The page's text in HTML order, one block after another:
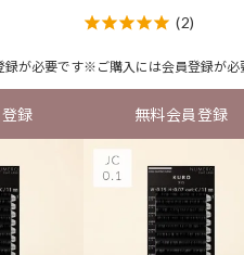
録が必要です
録
(2)
※ご購入には会員登録が必
無料会員登録